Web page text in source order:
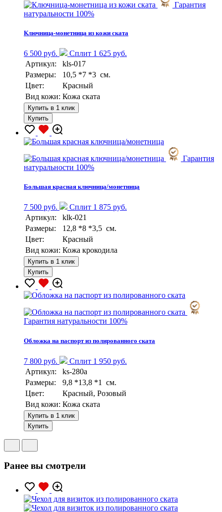
Гарантия
натуральности 100%
Ключница-монетница из кожи ската
6 500 руб.
Сплит 1 625 руб.
Артикул:
kls-017
Размеры:
10,5 *7 *3 см.
Цвет:
Красный
Вид кожи: Кожа ската
Купить в 1 клик
Купить
Гарантия
натуральности 100%
Большая красная ключница/монетница
7 500 руб.
Сплит 1 875 руб.
Артикул:
klk-021
Размеры:
12,8 *8 *3,5 см.
Цвет:
Красный
Вид кожи: Кожа крокодила
Купить в 1 клик
Купить
Гарантия натуральности 100%
Обложка на паспорт из полированного ската
7 800 руб.
Сплит 1 950 руб.
Артикул:
ks-280a
Размеры:
9,8 *13,8 *1 см.
Цвет:
Красный, Розовый
Вид кожи: Кожа ската
Купить в 1 клик
Купить
Ранее вы смотрели